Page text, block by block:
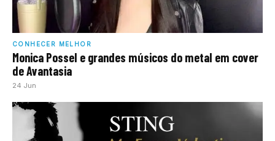
CONHECER MELHOR
Monica Possel e grandes músicos do metal em cover
de Avantasia
24 Jun